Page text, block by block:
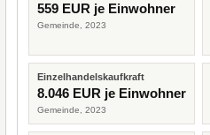
559 EUR je Einwohner
Gemeinde, 2023
Einzelhandelskaufkraft
8.046 EUR je Einwohner
Gemeinde, 2023